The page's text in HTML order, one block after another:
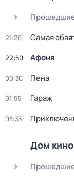
21:20 Самая
22:50 Афоня
00:30 Пена
01:55 Гараж
03:35
Дом кино